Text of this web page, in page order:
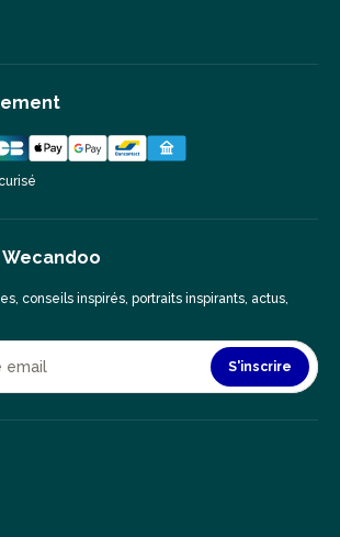
conseils inspirés, portraits inspirants, actus,
S'inscrire